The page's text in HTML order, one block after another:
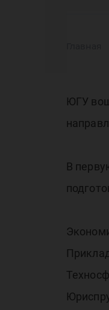
ЮГУ
В